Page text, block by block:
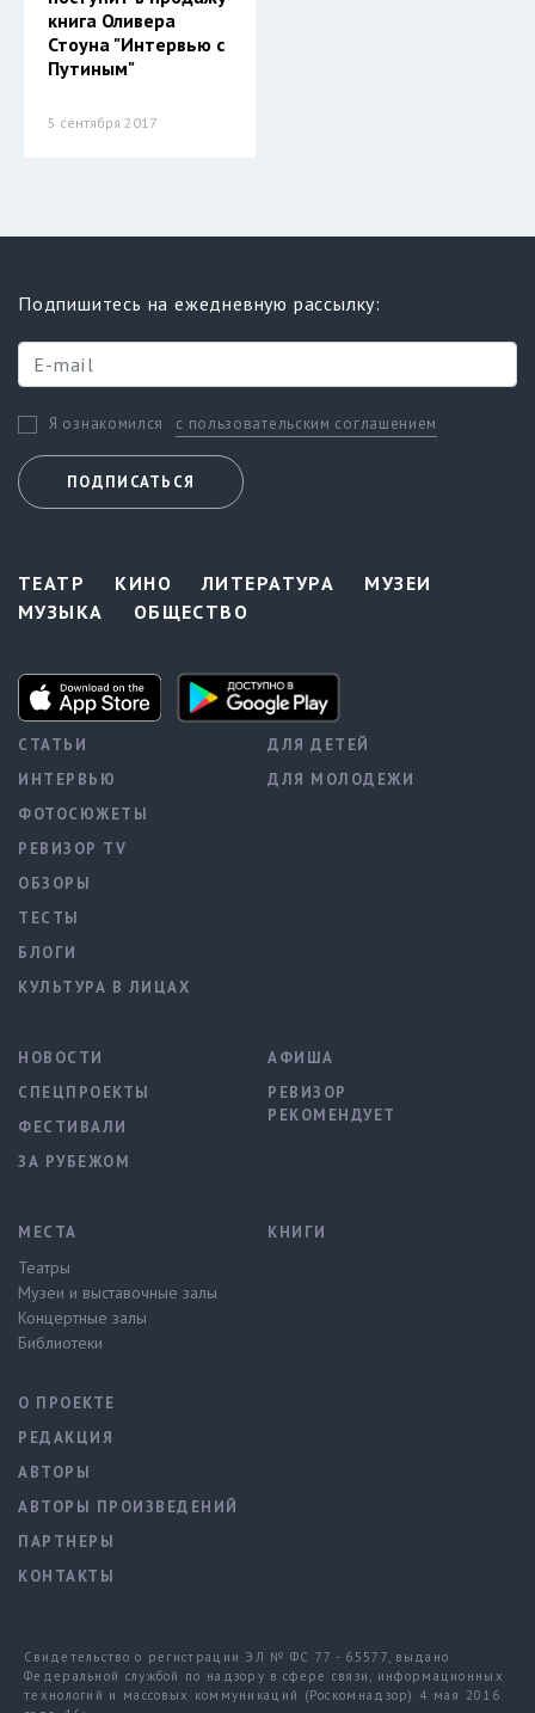
книга Оливера
Стоуна "Интервью с
Путиным"
5 сентября 2017
Подпишитесь на ежедневную рассылку:
Я ознакомился с пользовательским соглашением
ПОДПИСАТЬСЯ
ТЕАТР КИНО ЛИТЕРАТУРА
МУЗЕИ
МУЗЫКА
ОБЩЕСТВО
СТАТЬИ
ИНТЕРВЬЮ
ФОТОСЮЖЕТЫ
РЕВИЗОР TV
ОБЗОРЫ
ТЕСТЫ
БЛОГИ
КУЛЬТУРА В ЛИЦАХ
ДЛЯ ДЕТЕЙ
ДЛЯ МОЛОДЕЖИ
НОВОСТИ
СПЕЦПРОЕКТЫ
ФЕСТИВАЛИ
ЗА РУБЕЖОМ
АФИША
РЕВИЗОР
РЕКОМЕНДУЕТ
МЕСТА
Театры
Музеи и выставочные залы
Концертные залы
Библиотеки
КНИГИ
О ПРОЕКТЕ
РЕДАКЦИЯ
АВТОРЫ
АВТОРЫ ПРОИЗВЕДЕНИЙ
ПАРТНЕРЫ
КОНТАКТЫ
Свидетельство о регистрации ЭЛ № ФС 77 - 65577, выдано
Федеральной службой по надзору в сфере связи, информационных
технологий и массовых коммуникаций (Роскомнадзор) 4 мая 2016